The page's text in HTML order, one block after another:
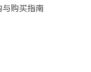
购买指南